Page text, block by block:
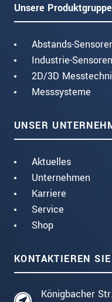
Unsere
Abstands-
Industrie-Sensoren
2D/3D
Messsysteme
UNSER
Aktuelles
Unternehmen
Karriere
Service
Shop
KONTAKTIEREN
Königbacher